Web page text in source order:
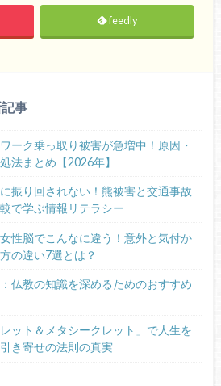
feedly
事
ーク乗っ取り被害が急増中！原因・
法まとめ【2026年】
振り回されない！熊被害と交通事故
で学ぶ情報リテラシー
性脳でこんなに違う！意外と気付か
の違い7選とは？
仏教の知識を深めるためのおすすめ
レット＆メタシークレット」で人生を
き寄せの法則の真実